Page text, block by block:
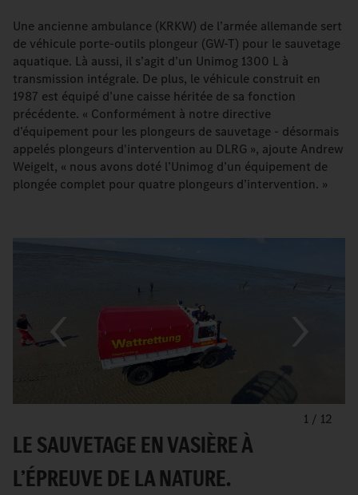
Une ancienne ambulance (KRKW) de l’armée allemande sert
de véhicule porte-outils plongeur (GW-T) pour le sauvetage
aquatique. Là aussi, il s’agit d’un Unimog 1300 L à
transmission intégrale. De plus, le véhicule construit en
1987 est équipé d’une caisse héritée de sa fonction
précédente. « Conformément à notre directive
d’équipement pour les plongeurs de sauvetage - désormais
appelés plongeurs d'intervention au DLRG », ajoute Andrew
Weigelt, « nous avons doté l’Unimog d’un équipement de
plongée complet pour quatre plongeurs d’intervention. »
1 / 12
LE SAUVETAGE EN VASIÈRE À
L’ÉPREUVE DE LA NATURE.